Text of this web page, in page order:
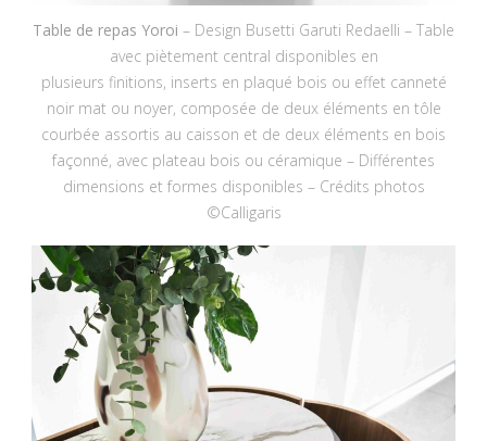
Table de repas Yoroi – Design Busetti Garuti Redaelli – Table
avec piètement central disponibles en
plusieurs finitions, inserts en plaqué bois ou effet canneté
noir mat ou noyer, composée de deux éléments en tôle
courbée assortis au caisson et de deux éléments en bois
façonné, avec plateau bois ou céramique – Différentes
dimensions et formes disponibles – Crédits photos
©Calligaris